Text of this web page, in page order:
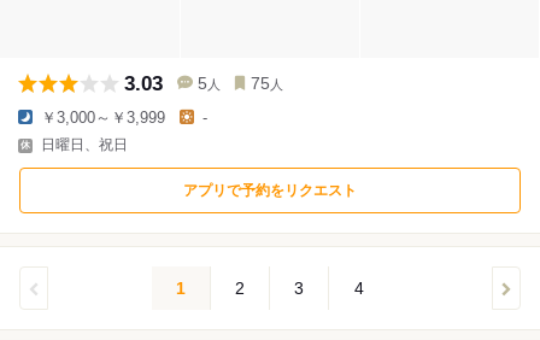
3.03 5 人 75 人
￥3,000～￥3,999 -
日曜日、祝日
アプリで予約をリクエスト
1 2 3 4